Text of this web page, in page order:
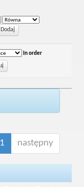
In order
1 następny